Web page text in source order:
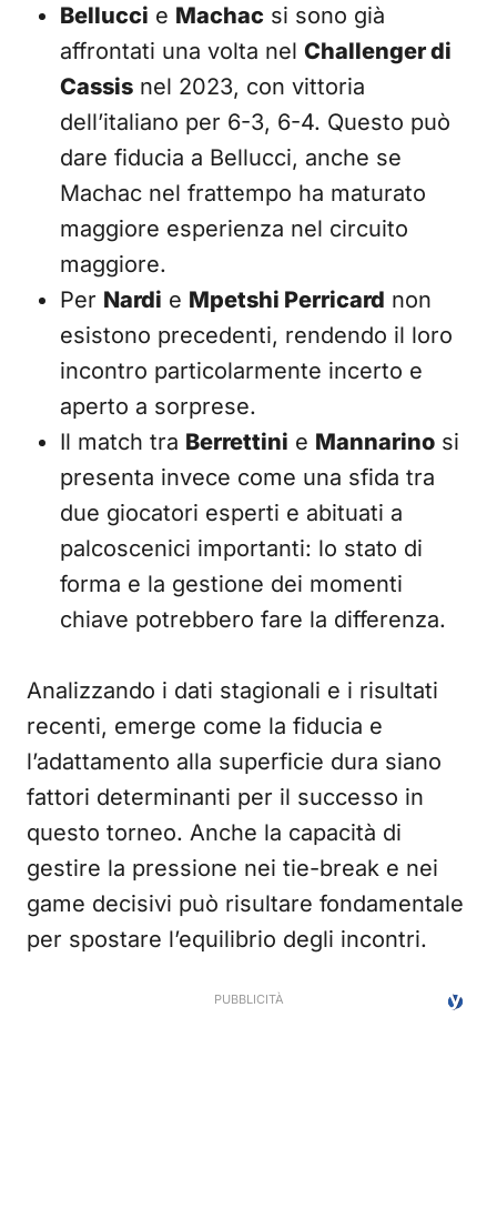
Bellucci e Machac si sono già
affrontati una volta nel Challenger di
Cassis nel 2023, con vittoria
dell’italiano per 6-3, 6-4. Questo può
dare fiducia a Bellucci, anche se
Machac nel frattempo ha maturato
maggiore esperienza nel circuito
maggiore.
Per Nardi e Mpetshi Perricard non
esistono precedenti, rendendo il loro
incontro particolarmente incerto e
aperto a sorprese.
Il match tra Berrettini e Mannarino si
presenta invece come una sfida tra
due giocatori esperti e abituati a
palcoscenici importanti: lo stato di
forma e la gestione dei momenti
chiave potrebbero fare la differenza.
Analizzando i dati stagionali e i risultati
recenti, emerge come la fiducia e
l’adattamento alla superficie dura siano
fattori determinanti per il successo in
questo torneo. Anche la capacità di
gestire la pressione nei tie-break e nei
game decisivi può risultare fondamentale
per spostare l’equilibrio degli incontri.